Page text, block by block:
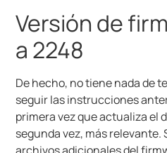
Versión de
a 2248
De hecho, no tiene nada de
seguir las instrucciones
primera vez que actualiza el
segunda vez, más